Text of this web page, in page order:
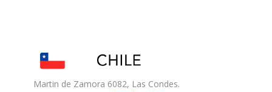
Martin de Zamora 6082, Las Condes.